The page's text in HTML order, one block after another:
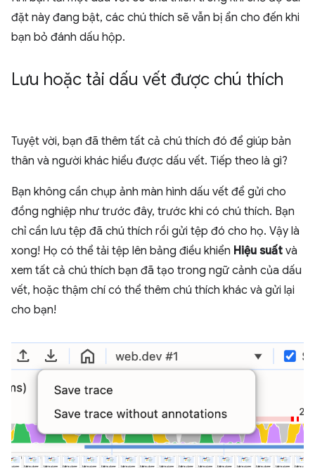
đặt này đang bật, các chú thích sẽ vẫn bị ẩn cho đến khi
bạn bỏ đánh dấu hộp.
Lưu hoặc tải dấu vết được chú thích
Tuyệt vời, bạn đã thêm tất cả chú thích đó để giúp bản
thân và người khác hiểu được dấu vết. Tiếp theo là gì?
Bạn không cần chụp ảnh màn hình dấu vết để gửi cho
đồng nghiệp như trước đây, trước khi có chú thích. Bạn
chỉ cần lưu tệp đã chú thích rồi gửi tệp đó cho họ. Vậy là
xong! Họ có thể tải tệp lên bảng điều khiển Hiệu suất và
xem tất cả chú thích bạn đã tạo trong ngữ cảnh của dấu
vết, hoặc thậm chí có thể thêm chú thích khác và gửi lại
cho bạn!